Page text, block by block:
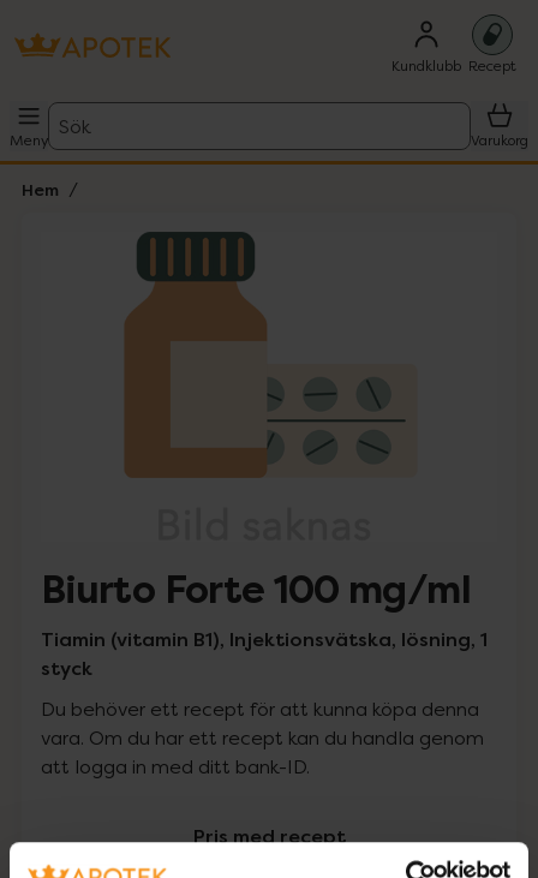
Kundklubb Recept
Meny
Sök
Varukorg
Hem
Lista: . Innehåller 1 objekt.
Biurto Forte 100 mg/ml
Tiamin (vitamin B1), Injektionsvätska, lösning, 1
styck
Du behöver ett recept för att kunna köpa denna
vara. Om du har ett recept kan du handla genom
att logga in med ditt bank-ID.
Pris med recept
Högkostnadsskyddet gäller inte